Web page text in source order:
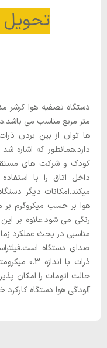
ها توان از بین بردن
داخل اتاق را با
میکند.امکانات دیگر
هوا بر حسب میکروگرم
رنگی می شود.علاوه بر
مناسبی در بحث عملکرد
ذرات با
حالت اتومات را امکان
آلودگی هوا دستگاه کارکرد